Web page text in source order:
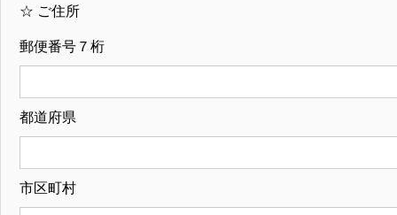
☆ ご住所
郵便番号７桁
都道府県
市区町村